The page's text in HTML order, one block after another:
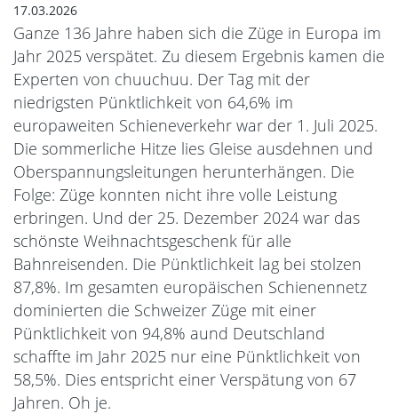
17.03.2026
Ganze 136 Jahre haben sich die Züge in Europa im
Jahr 2025 verspätet. Zu diesem Ergebnis kamen die
Experten von chuuchuu. Der Tag mit der
niedrigsten Pünktlichkeit von 64,6% im
europaweiten Schieneverkehr war der 1. Juli 2025.
Die sommerliche Hitze lies Gleise ausdehnen und
Oberspannungsleitungen herunterhängen. Die
Folge: Züge konnten nicht ihre volle Leistung
erbringen. Und der 25. Dezember 2024 war das
schönste Weihnachtsgeschenk für alle
Bahnreisenden. Die Pünktlichkeit lag bei stolzen
87,8%. Im gesamten europäischen Schienennetz
dominierten die Schweizer Züge mit einer
Pünktlichkeit von 94,8% aund Deutschland
schaffte im Jahr 2025 nur eine Pünktlichkeit von
58,5%. Dies entspricht einer Verspätung von 67
Jahren. Oh je.